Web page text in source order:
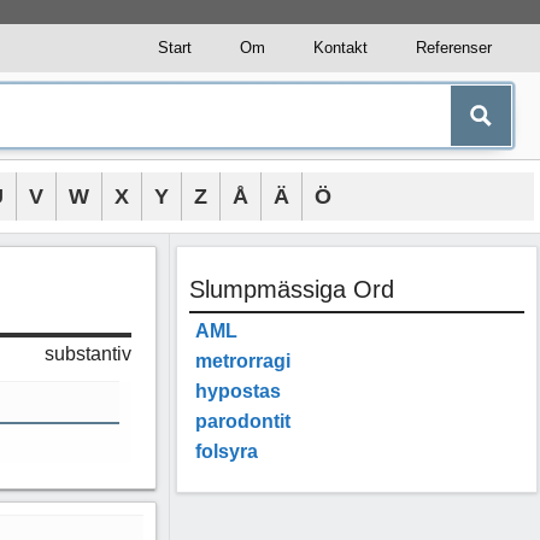
Start Om Kontakt Referenser
V W X Y Z Å Ä Ö
substantiv
Slumpmässiga Ord
AML
metrorragi
hypostas
parodontit
folsyra